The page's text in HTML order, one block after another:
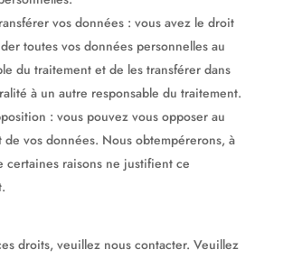
vos données : vous avez le droit
toutes vos données personnelles au
du traitement et de les transférer dans
à un autre responsable du traitement.
: vous pouvez vous opposer au
de vos données. Nous obtempérerons, à
certaines raisons ne justifient ce
droits, veuillez nous contacter. Veuillez